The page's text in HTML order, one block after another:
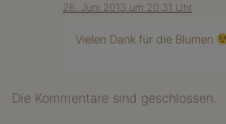
26. Juni 2013 um 20:31 Uhr
Vielen Dank für die Blumen
Die Kommentare sind geschlossen.